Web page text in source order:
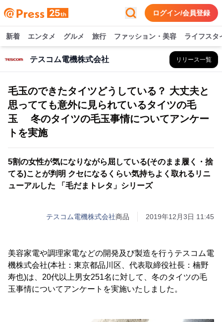
ログイン/会員登録
新着 エンタメ グルメ 旅行 ファッション・美容 ライフスタ
テスコム電機株式会社 リリース一覧
毛玉のできたタイツどうしている？ 大丈夫と
思ってても意外に見られているタイツの毛
玉 冬のタイツの毛玉事情についてアンケー
トを実施
5割の女性が気になりながら屈している(そのまま履く・捨
てる)ことが判明 クセになるくらい気持ちよく取れるリニ
ューアルした 「毛だまトレタ」シリーズ
テスコム電機株式会社商品 2019年12月3日 11:45
美容家電や調理家電などの開発及び製造を行うテスコム電
機株式会社(本社：東京都品川区、代表取締役社長：楠野
寿也)は、20代以上男女251名に対して、冬のタイツの毛
玉事情についてアンケートを実施いたしました。